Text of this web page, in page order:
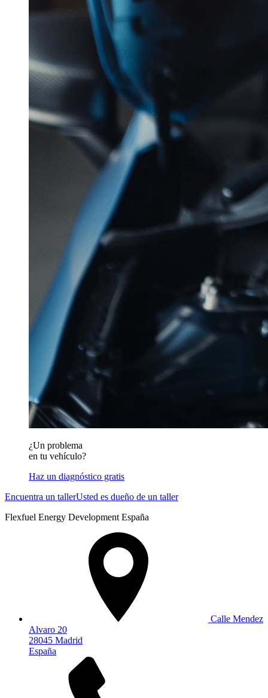
¿Un problema
en tu vehículo?
Haz un diagnóstico gratis
Encuentra un tallerUsted es dueño de un taller
Flexfuel Energy Development España
Calle Mendez
Alvaro 20
28045 Madrid
España